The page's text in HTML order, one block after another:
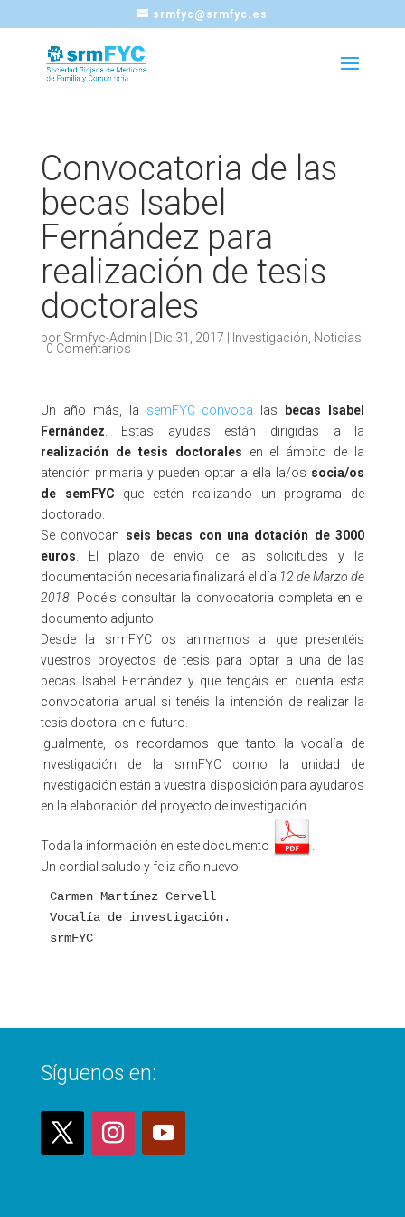
srmfyc@srmfyc.es
Convocatoria de las
becas Isabel
Fernández para
realización de tesis
doctorales
por Srmfyc-Admin Dic 31, 2017 Investigación Noticias
0 Comentarios
Un año más, la semFYC convoca las
becas Isabel
Fernández . Estas ayudas están dirigidas a la
realización de tesis doctorales en el ámbito de la
atención primaria y pueden optar a ella la/os socia/os
de semFYC que estén realizando un programa de
doctorado.
Se convocan seis becas con una dotación de 3000
euros . El plazo de envío de las solicitudes y la
documentación necesaria finalizará el día 12 de Marzo de
2018. Podéis consultar la convocatoria completa en el
documento adjunto.
Desde la srmFYC os animamos a que presentéis
vuestros proyectos de tesis para optar a una de las
becas Isabel Fernández y que tengáis en cuenta esta
convocatoria anual si tenéis la intención de realizar la
tesis doctoral en el futuro.
Igualmente, os recordamos que tanto la vocalía de
investigación de la srmFYC como la unidad de
investigación están a vuestra disposición para ayudaros
en la elaboración del proyecto de investigación.
Toda la información en este documento
Un cordial saludo y feliz año nuevo.
Carmen Martínez Cervell
Vocalía de investigación.
srmFYC
Síguenos en: